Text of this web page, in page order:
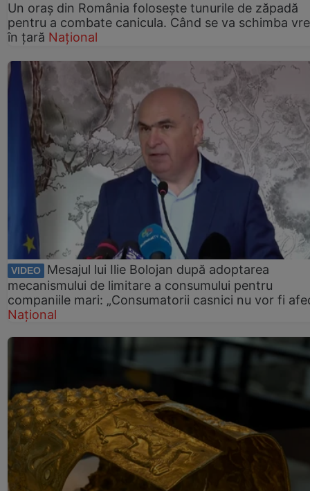
Un oraș din România folosește tunurile de zăpadă
pentru a combate canicula. Când se va schimba
în țară Național
VIDEO
Mesajul lui Ilie Bolojan după adoptarea
mecanismului de limitare a consumului pentru
companiile mari: „Consumatorii casnici nu vor fi
Național